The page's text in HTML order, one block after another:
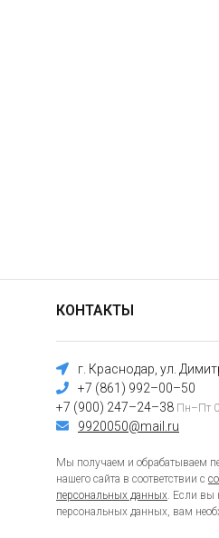
КОНТАКТЫ
г. Краснодар, ул.
+7 (861) 992–00–50
+7 (900) 247–24–38 Пн–Пт
9920050@mail.ru
Мы получаем и обрабатываем
нашего сайта в соответствии с
персональных данных. Если вы
персональных данных, вам